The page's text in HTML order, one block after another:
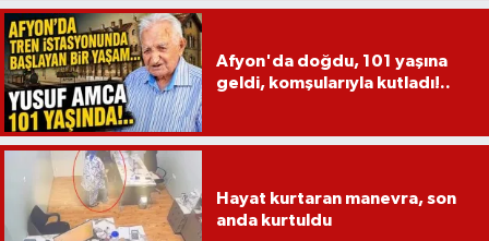
Afyon'da doğdu, 101 yaşına
geldi, komşularıyla kutladı!..
Hayat kurtaran manevra, son
anda kurtuldu